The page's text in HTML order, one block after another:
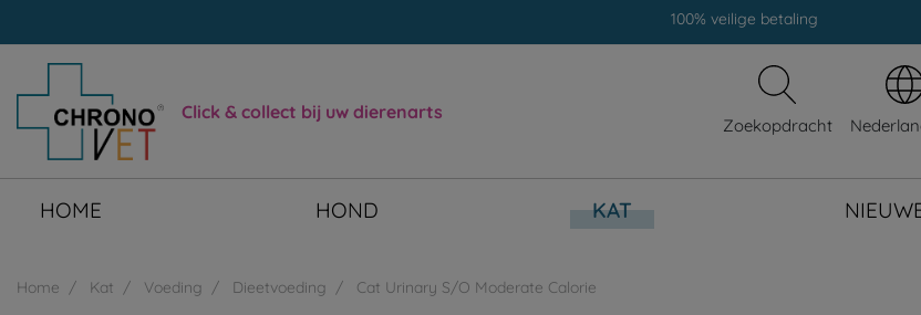
Gratis levering aan dierenklinieken
Gratis levering aan dierenklinieken
100% veilige betaling
Click & collect bij uw dierenarts
Zoekopdracht
HOME HOND KAT
Home Kat Voeding Dieetvoeding Cat Urinary S/O Moderate Calorie